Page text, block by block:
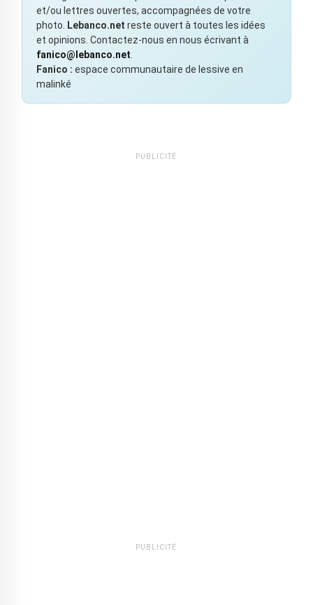
et/ou lettres ouvertes, accompagnées de votre
photo.
Lebanco.net reste ouvert à toutes les idées
et opinions. Contactez-nous en nous écrivant à
fanico@lebanco.net
Fanico : espace communautaire de lessive en
malinké
PUBLICITÉ
PUBLICITÉ